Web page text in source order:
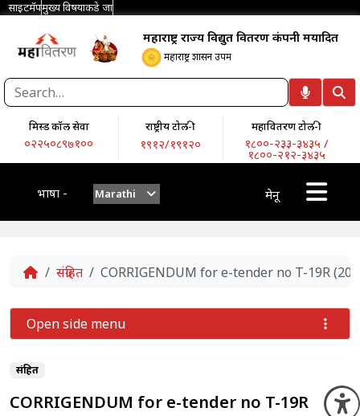
साइटमॅपमुख्य विषयाकडे जा
महाराष्ट्र राज्य विद्युत वितरण कंपनी मर्यादित
महाराष्ट्र शासन उपक्रम
मिस्ड कॉल सेवा
०२२५०८९७१००
राष्ट्रीय टोल-फ्री
१९१२/१९१२०
महावितरण टोल-फ्री
१८००-२३३-३४३५ /
१८००-२१२-३४३५
भाषा - Marathi मेनू
Home
संग्रहित CORRIGENDUM for e-tender no T-19R
संग्रहित
CORRIGENDUM for e-tender no T-19R
Open side menu